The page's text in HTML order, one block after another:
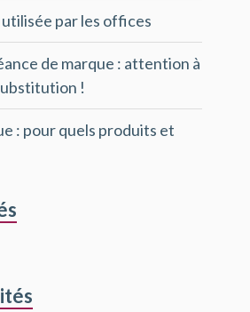
utilisée par les offices
de marque : attention à
!
: pour quels produits et